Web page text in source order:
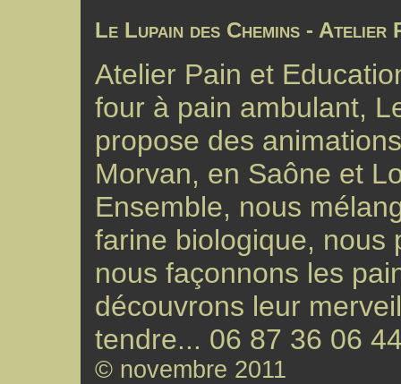
Le Lupain des Chemins - Atelier
Atelier Pain et
four à pain ambulant,
propose des
Morvan, en Saône et
Ensemble, nous
farine biologique, nous
nous façonnons les
découvrons leur
tendre... 06 87 36 06
© novembre 2011